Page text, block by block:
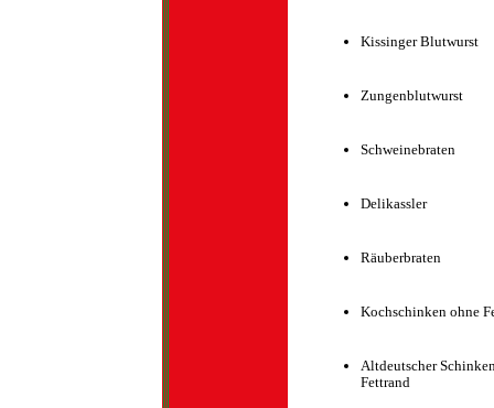
Kissinger Blutwurst
Zungenblutwurst
Schweinebraten
Delikassler
Räuberbraten
Kochschinken ohne
Altdeutscher
Fettrand